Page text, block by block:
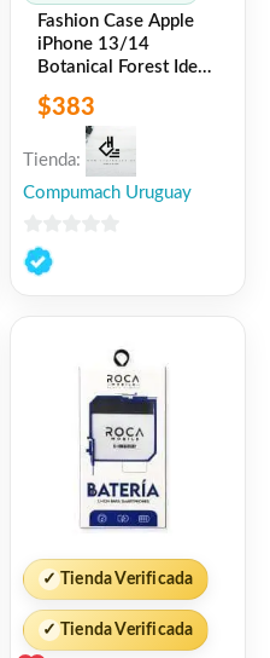
Fashion Case Apple
iPhone 13/14
Botanical Forest Ideal
of Sweden
$383
Tienda:
Compumach Uruguay
0
de
✓ Tienda Verificada
✓ Tienda Verificada